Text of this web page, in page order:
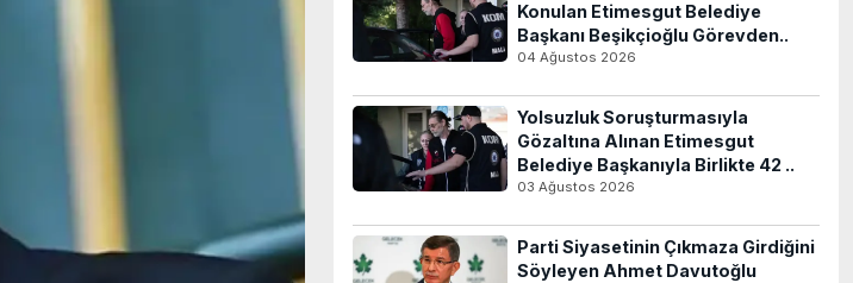
Konulan Etimesgut Belediye
Başkanı Beşikçioğlu Görevden..
04 Ağustos 2026
Yolsuzluk Soruşturmasıyla
Gözaltına Alınan Etimesgut
Belediye Başkanıyla Birlikte 42 ..
03 Ağustos 2026
Parti Siyasetinin Çıkmaza Girdiğini
Söyleyen Ahmet Davutoğlu